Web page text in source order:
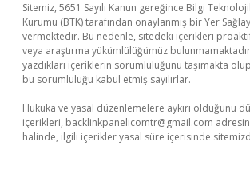
Sitemiz, 5651 Sayılı Kanun gereğince Bilgi
Kurumu (BTK) tarafından onaylanmış bir Yer
vermektedir. Bu nedenle, sitedeki içerikleri
veya araştırma yükümlülüğümüz
yazdıkları içeriklerin sorumluluğunu taşımakta
bu sorumluluğu kabul etmiş sayılırlar.
Hukuka ve yasal düzenlemelere aykırı olduğunu
içerikleri, backlinkpanelicomtr@gmail.com
halinde, ilgili içerikler yasal süre içerisinde